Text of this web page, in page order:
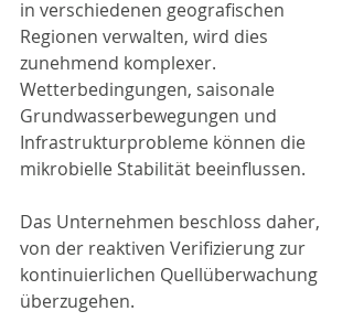
in verschiedenen geografischen
Regionen verwalten, wird dies
zunehmend komplexer.
Wetterbedingungen, saisonale
Grundwasserbewegungen und
Infrastrukturprobleme können die
mikrobielle Stabilität beeinflussen.
Das Unternehmen beschloss daher,
von der reaktiven Verifizierung zur
kontinuierlichen Quellüberwachung
überzugehen.